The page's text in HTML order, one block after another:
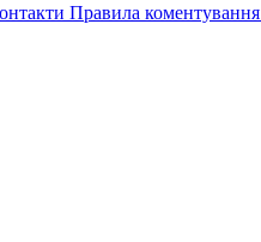
Правила коментування